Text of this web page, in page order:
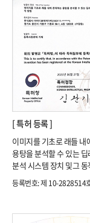
[ 특허 등록 ]
이미지를 기초로 래들 내
용탕을 분석할 수 있는
분석 시스템 장치 및그 동
등록번호: 제 10-2828514